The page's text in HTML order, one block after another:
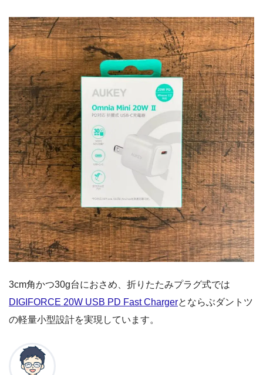
3cm角かつ30g台におさめ、折りたたみプラグ式では
DIGIFORCE 20W USB PD Fast Chargerとならぶダントツ
の軽量小型設計を実現しています。